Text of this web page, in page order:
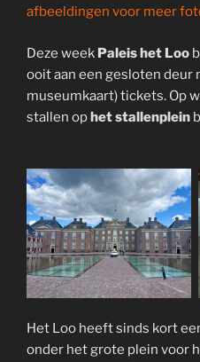
afbeeldingen voor meer
Deze week Paleis het Loo
ooit aan een gesloten deur
museumkaart) tickets. Op
stallen ophet stallenplein
Het Loo heeft sinds kort
onder het grote plein voor